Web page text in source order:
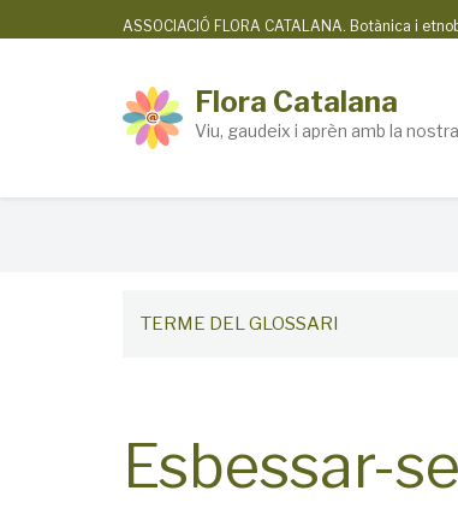
ASSOCIACIÓ FLORA CATALANA. Botànica i
Flora Catalana
Viu, gaudeix i aprèn amb la
TERME DEL GLOSSARI
Esbessar-se